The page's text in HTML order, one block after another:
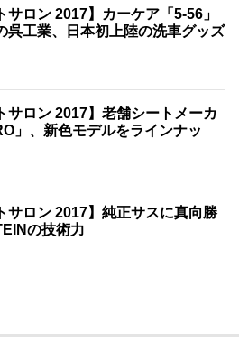
サロン 2017】カーケア「5-56」
呉工業、日本初上陸の洗車グッズ
サロン 2017】老舗シートメーカ
」、新色モデルをラインナッ
サロン 2017】純正サスに真向勝
の技術力